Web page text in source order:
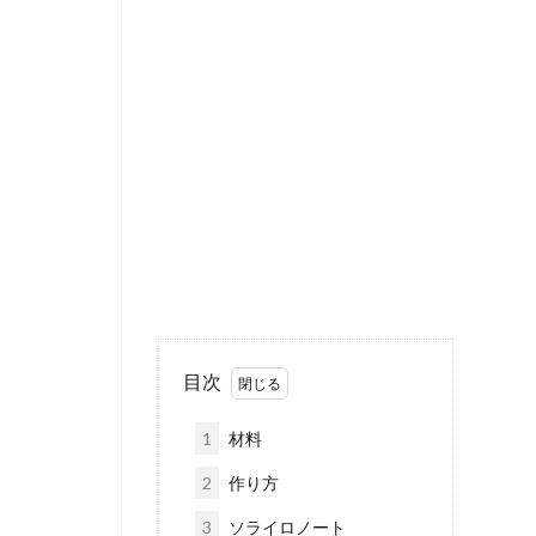
目次
1 材料
2 作り方
3 ソライロノート